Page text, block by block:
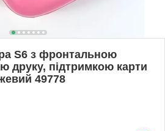
S6 з фронтальною
друку, підтримкою карти
49778